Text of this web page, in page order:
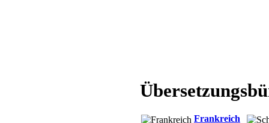
Frankreich